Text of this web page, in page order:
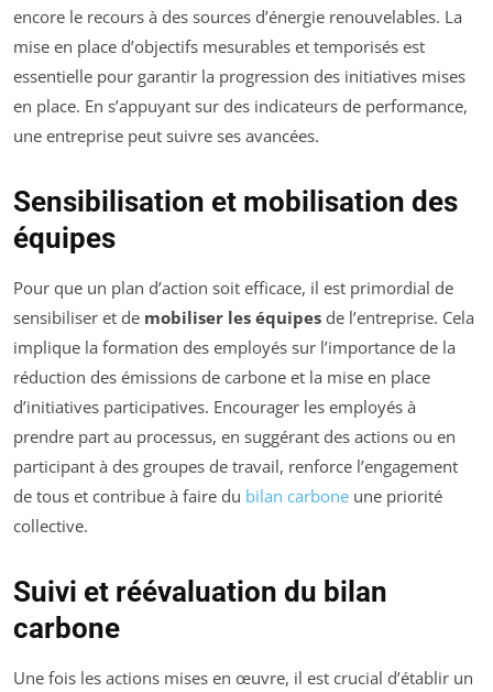
encore le recours à des sources d’énergie renouvelables. La
mise en place d’objectifs mesurables et temporisés est
essentielle pour garantir la progression des initiatives mises
en place. En s’appuyant sur des indicateurs de performance,
une entreprise peut suivre ses avancées.
Sensibilisation et mobilisation des
équipes
Pour que un plan d’action soit efficace, il est primordial de
sensibiliser et de mobiliser les équipes de l’entreprise. Cela
implique la formation des employés sur l’importance de la
réduction des émissions de carbone et la mise en place
d’initiatives participatives. Encourager les employés à
prendre part au processus, en suggérant des actions ou en
participant à des groupes de travail, renforce l’engagement
de tous et contribue à faire du bilan carbone une priorité
collective.
Suivi et réévaluation du bilan
carbone
Une fois les actions mises en œuvre, il est crucial d’établir un